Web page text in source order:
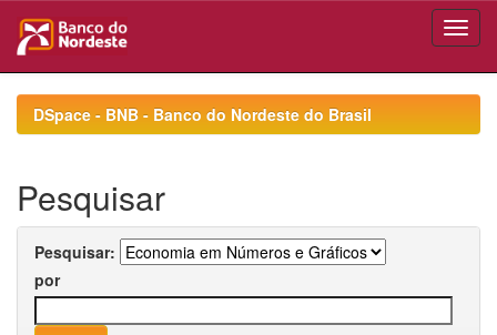
navigationDSpace - BNB - Banco do Nordeste do Brasil
Pesquisar
Pesquisar:
por